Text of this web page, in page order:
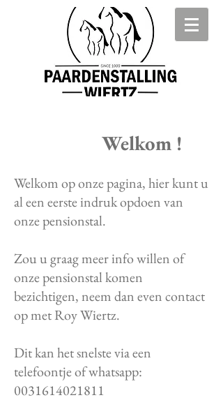
Welkom !
Welkom op onze pagina, hier kunt u
al een eerste indruk opdoen van
onze pensionstal.
Zou u graag meer info willen of
onze pensionstal komen
bezichtigen, neem dan even contact
op met Roy Wiertz.
Dit kan het snelste via een
telefoontje of whatsapp:
0031614021811